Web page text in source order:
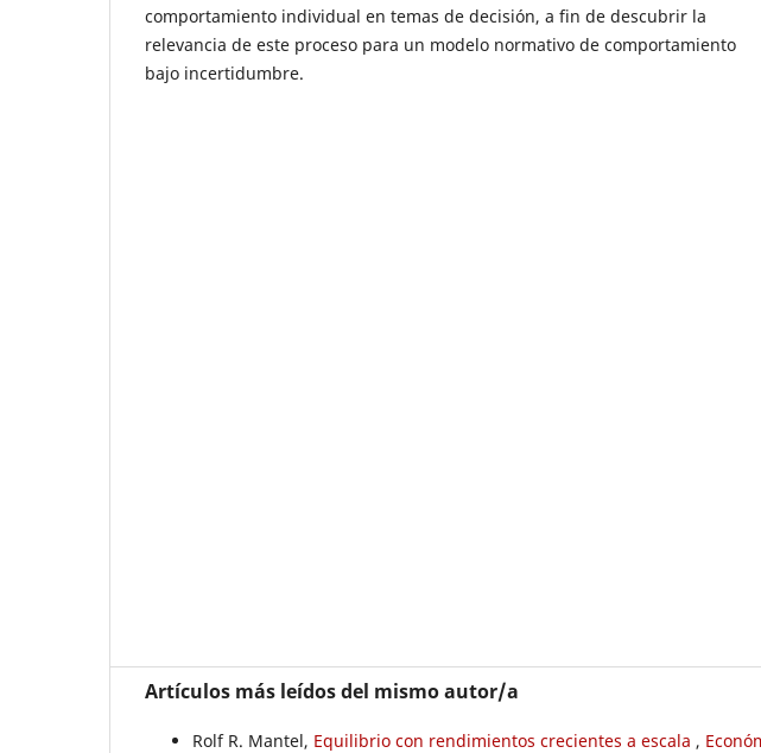
comportamiento individual en temas de decisión, a fin de descubrir la
relevancia de este proceso para un modelo normativo de comportamiento
bajo incertidumbre.
Artículos más leídos del mismo autor/a
Rolf R. Mantel, Equilibrio con rendimientos crecientes a escala ,